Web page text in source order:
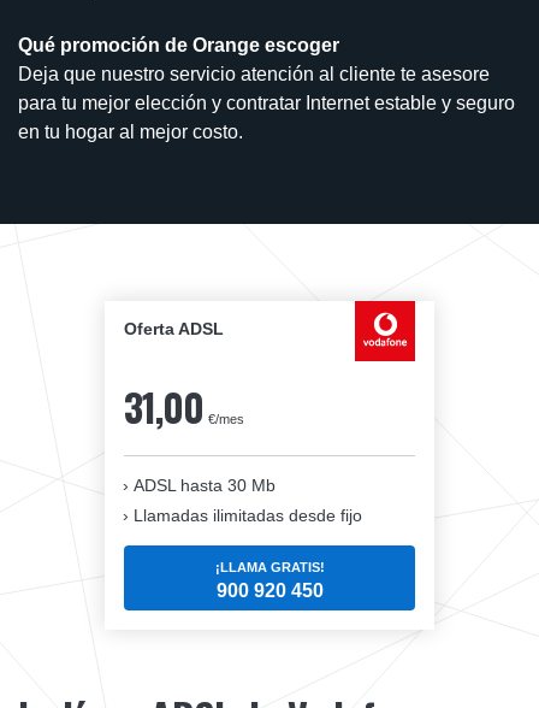
Qué promoción de Orange escoger
Deja que nuestro servicio atención al cliente te asesore
para tu mejor elección y contratar Internet estable y seguro
en tu hogar al mejor costo.
Oferta ADSL
31,00 €/mes
ADSL hasta 30 Mb
Llamadas ilimitadas desde fijo
¡LLAMA GRATIS!
900 920 450